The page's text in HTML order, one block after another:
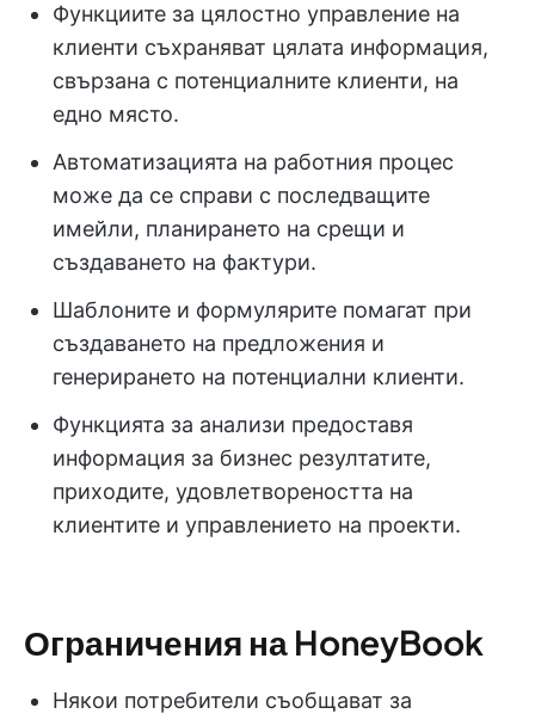
Функциите за цялостно управление на
клиенти съхраняват цялата информация,
свързана с потенциалните клиенти, на
едно място.
Автоматизацията на работния процес
може да се справи с последващите
имейли, планирането на срещи и
създаването на фактури.
Шаблоните и формулярите помагат при
създаването на предложения и
генерирането на потенциални клиенти.
Функцията за анализи предоставя
информация за бизнес резултатите,
приходите, удовлетвореността на
клиентите и управлението на проекти.
Ограничения на HoneyBook
Някои потребители съобщават за